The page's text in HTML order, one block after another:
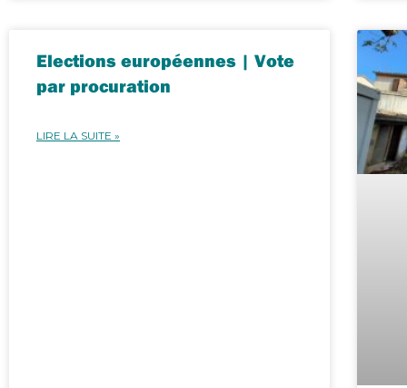
Elections européennes | Vote
par procuration
LIRE LA SUITE »